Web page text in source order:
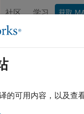
社区 学习 获取
的可用内容，以及查